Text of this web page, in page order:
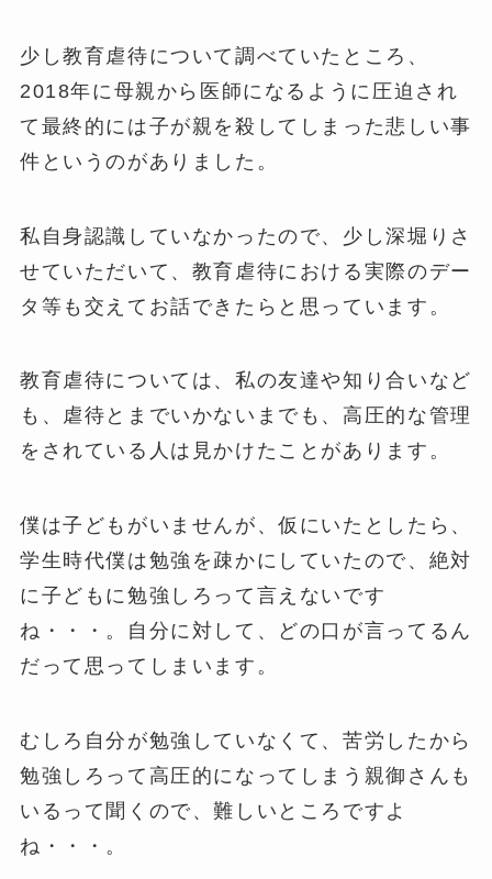
少し教育虐待について調べていたところ、
2018年に母親から医師になるように圧迫され
て最終的には子が親を殺してしまった悲しい事
件というのがありました。
私自身認識していなかったので、少し深堀りさ
せていただいて、教育虐待における実際のデー
タ等も交えてお話できたらと思っています。
教育虐待については、私の友達や知り合いなど
も、虐待とまでいかないまでも、高圧的な管理
をされている人は見かけたことがあります。
僕は子どもがいませんが、仮にいたとしたら、
学生時代僕は勉強を疎かにしていたので、絶対
に子どもに勉強しろって言えないです
ね・・・。自分に対して、どの口が言ってるん
だって思ってしまいます。
むしろ自分が勉強していなくて、苦労したから
勉強しろって高圧的になってしまう親御さんも
いるって聞くので、難しいところですよ
ね・・・。